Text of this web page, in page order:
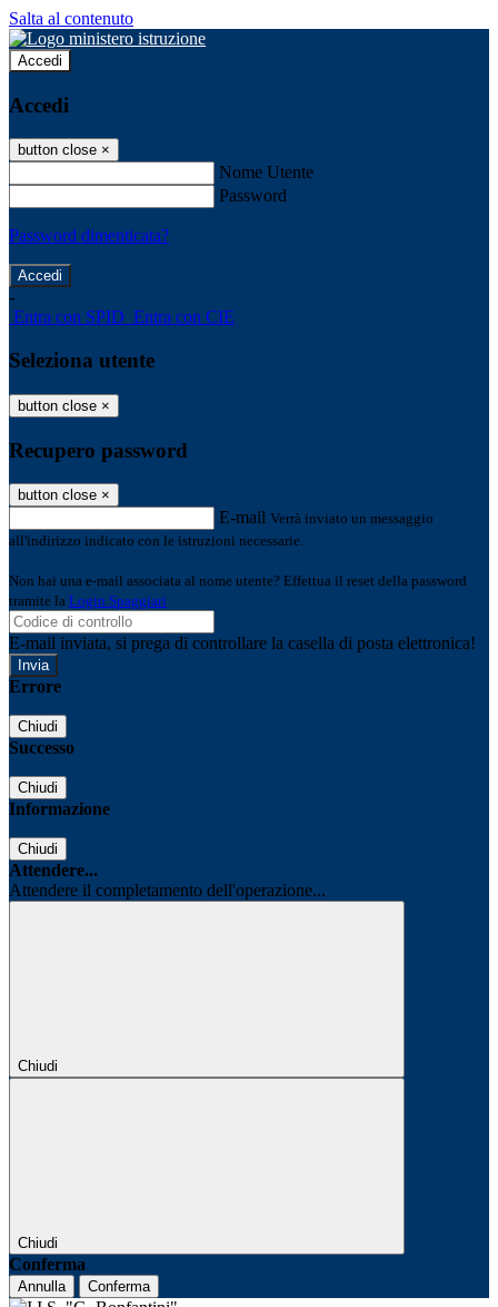
Salta al contenuto
Accedi
Accedi
button close ×
Nome Utente
Password
Password dimenticata?
-
Entra con SPID Entra con CIE
Seleziona utente
button close ×
Recupero password
button close ×
E-mail Verrà inviato un messaggio
all'indirizzo indicato con le istruzioni necessarie.
Non hai una e-mail associata al nome utente? Effettua il reset della password
tramite la Login Spaggiari
E-mail inviata, si prega di controllare la casella di posta elettronica!
Errore
Chiudi
Successo
Chiudi
Informazione
Chiudi
Attendere...
Attendere il completamento dell'operazione...
Chiudi
Chiudi
Conferma
Annulla Conferma